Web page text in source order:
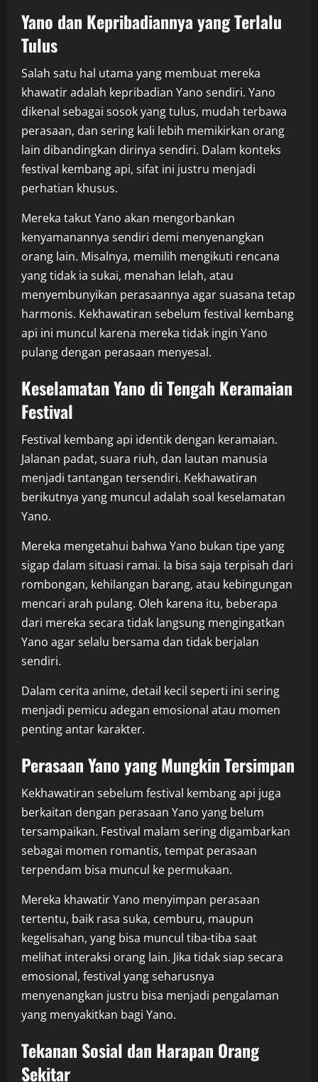
Yano dan Kepribadiannya yang Terlalu
Tulus
Salah satu hal utama yang membuat mereka
khawatir adalah kepribadian Yano sendiri. Yano
dikenal sebagai sosok yang tulus, mudah terbawa
perasaan, dan sering kali lebih memikirkan orang
lain dibandingkan dirinya sendiri. Dalam konteks
festival kembang api, sifat ini justru menjadi
perhatian khusus.
Mereka takut Yano akan mengorbankan
kenyamanannya sendiri demi menyenangkan
orang lain. Misalnya, memilih mengikuti rencana
yang tidak ia sukai, menahan lelah, atau
menyembunyikan perasaannya agar suasana tetap
harmonis. Kekhawatiran sebelum festival kembang
api ini muncul karena mereka tidak ingin Yano
pulang dengan perasaan menyesal.
Keselamatan Yano di Tengah Keramaian
Festival
Festival kembang api identik dengan keramaian.
Jalanan padat, suara riuh, dan lautan manusia
menjadi tantangan tersendiri. Kekhawatiran
berikutnya yang muncul adalah soal keselamatan
Yano.
Mereka mengetahui bahwa Yano bukan tipe yang
sigap dalam situasi ramai. Ia bisa saja terpisah dari
rombongan, kehilangan barang, atau kebingungan
mencari arah pulang. Oleh karena itu, beberapa
dari mereka secara tidak langsung mengingatkan
Yano agar selalu bersama dan tidak berjalan
sendiri.
Dalam cerita anime, detail kecil seperti ini sering
menjadi pemicu adegan emosional atau momen
penting antar karakter.
Perasaan Yano yang Mungkin Tersimpan
Kekhawatiran sebelum festival kembang api juga
berkaitan dengan perasaan Yano yang belum
tersampaikan. Festival malam sering digambarkan
sebagai momen romantis, tempat perasaan
terpendam bisa muncul ke permukaan.
Mereka khawatir Yano menyimpan perasaan
tertentu, baik rasa suka, cemburu, maupun
kegelisahan, yang bisa muncul tiba-tiba saat
melihat interaksi orang lain. Jika tidak siap secara
emosional, festival yang seharusnya
menyenangkan justru bisa menjadi pengalaman
yang menyakitkan bagi Yano.
Tekanan Sosial dan Harapan Orang
Sekitar